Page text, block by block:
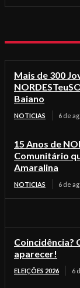
Mais de 300
Baiano
NOTICIAS 6 de
15 Anos de
Comunitário
Amaralina
NOTICIAS 6 de
Coincidência?
aparecer!
ELEIÇÕES 2026 6